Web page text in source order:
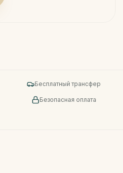
Бесплатный трансфер
Безопасная оплата